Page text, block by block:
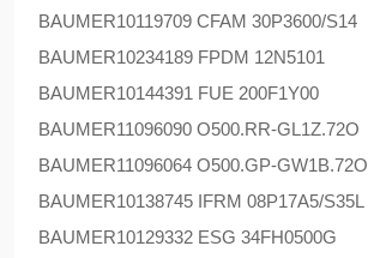
BAUMER10119709 CFAM 30P3600/S14
BAUMER10234189 FPDM 12N5101
BAUMER10144391 FUE 200F1Y00
BAUMER11096090 O500.RR-GL1Z.72O
BAUMER11096064 O500.GP-GW1B.72O
BAUMER10138745 IFRM 08P17A5/S35L
BAUMER10129332 ESG 34FH0500G